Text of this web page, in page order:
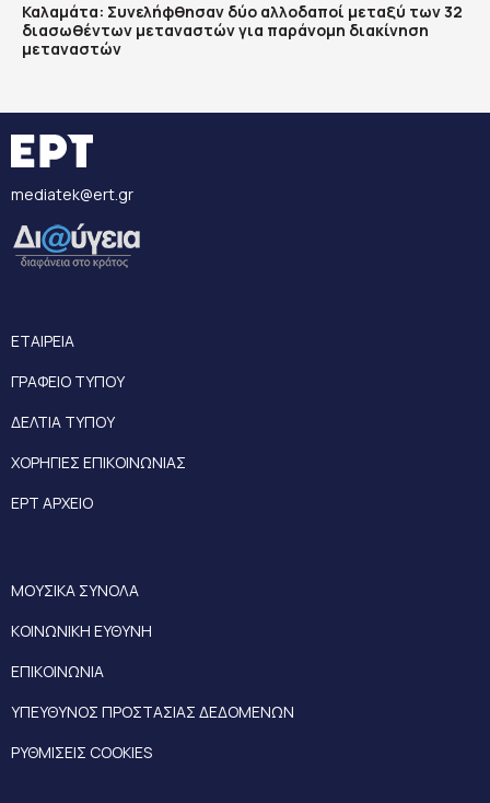
Καλαμάτα: Συνελήφθησαν δύο αλλοδαποί μεταξύ των 32
διασωθέντων μεταναστών για παράνομη διακίνηση
μεταναστών
mediatek@ert.gr
ΕΤΑΙΡΕΙΑ
ΓΡΑΦΕΙΟ ΤΥΠΟΥ
ΔΕΛΤΙΑ ΤΥΠΟΥ
ΧΟΡΗΓΙΕΣ ΕΠΙΚΟΙΝΩΝΙΑΣ
ΕΡΤ ΑΡΧΕΙΟ
ΜΟΥΣΙΚΑ ΣΥΝΟΛΑ
ΚΟΙΝΩΝΙΚΗ ΕΥΘΥΝΗ
ΕΠΙΚΟΙΝΩΝΙΑ
ΥΠΕΥΘΥΝΟΣ ΠΡΟΣΤΑΣΙΑΣ ΔΕΔΟΜΕΝΩΝ
ΡΥΘΜΙΣΕΙΣ COOKIES